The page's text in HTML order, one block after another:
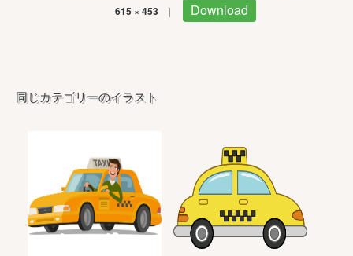
615 × 453 | Download
同じカテゴリーのイラスト